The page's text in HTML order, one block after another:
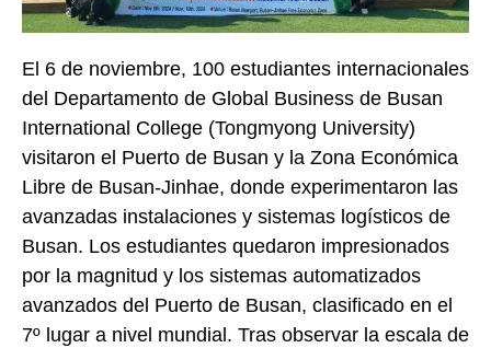
El 6 de noviembre, 100 estudiantes internacionales
del Departamento de Global Business de Busan
International College (Tongmyong University)
visitaron el Puerto de Busan y la Zona Económica
Libre de Busan-Jinhae, donde experimentaron las
avanzadas instalaciones y sistemas logísticos de
Busan. Los estudiantes quedaron impresionados
por la magnitud y los sistemas automatizados
avanzados del Puerto de Busan, clasificado en el
7º lugar a nivel mundial. Tras observar la escala de